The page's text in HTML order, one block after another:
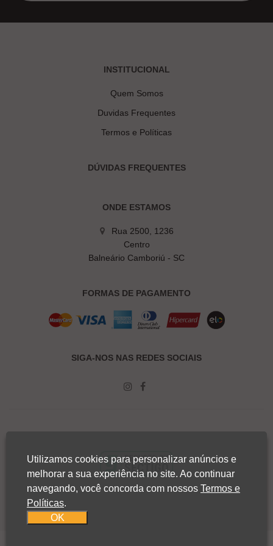
INSTITUCIONAL
Quem Somos
Duvidas Frequentes
Termos e Políticas
DÚVIDAS FREQUENTES
ONDE ESTAMOS
Rua 2500, 1236
Centro
Balneário Camboriú - SC
FORMAS DE PAGAMENTO
SIGA-NOS NAS REDES SOCIAIS
Utilizamos cookies para personalizar anúncios e
melhorar a sua experiência no site. Ao continuar
navegando, você concorda com nossos Termos e
Políticas.
OK